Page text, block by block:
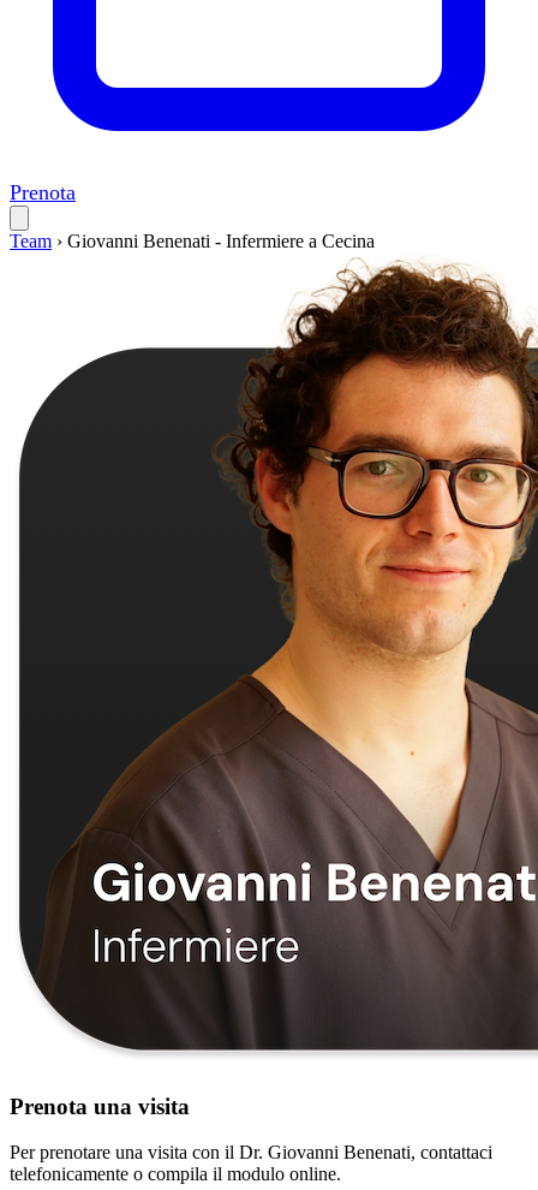
Prenota
Team › Giovanni Benenati - Infermiere a Cecina
Prenota una visita
Per prenotare una visita con il Dr. Giovanni Benenati, contattaci
telefonicamente o compila il modulo online.